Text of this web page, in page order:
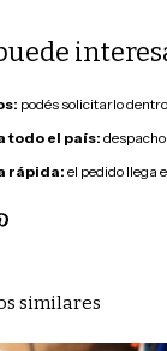
puede
podés solicitarlo
todo el país: despacho
rápida: el pedido llega
similares